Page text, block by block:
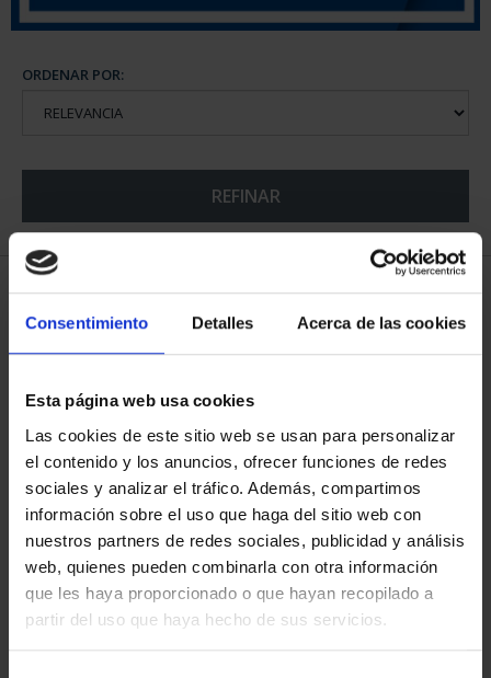
Consentimiento Detalles Acerca de las cookies
Esta página web usa cookies
Las cookies de este sitio web se usan para personalizar
el contenido y los anuncios, ofrecer funciones de redes
sociales y analizar el tráfico. Además, compartimos
información sobre el uso que haga del sitio web con
nuestros partners de redes sociales, publicidad y análisis
web, quienes pueden combinarla con otra información
que les haya proporcionado o que hayan recopilado a
partir del uso que haya hecho de sus servicios.
ORDENAR POR:
REFINAR
5 Productos encontrados
SUSCRIPCIÓN
CAPITALES DE
PROVINCIA 1
949,00 €
SUSCRIPCIÓN
CAPITALES DE
PROVINCIA 2
949,00 €